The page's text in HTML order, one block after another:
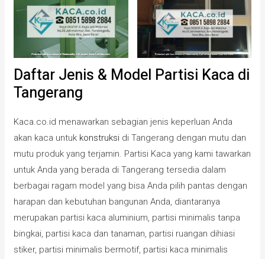
Daftar Jenis & Model Partisi Kaca di
Tangerang
Kaca.co.id menawarkan sebagian jenis keperluan Anda
akan kaca untuk konstruksi di Tangerang dengan mutu dan
mutu produk yang terjamin. Partisi Kaca yang kami tawarkan
untuk Anda yang berada di Tangerang tersedia dalam
berbagai ragam model yang bisa Anda pilih pantas dengan
harapan dan kebutuhan bangunan Anda, diantaranya
merupakan partisi kaca aluminium, partisi minimalis tanpa
bingkai, partisi kaca dan tanaman, partisi ruangan dihiasi
stiker, partisi minimalis bermotif, partisi kaca minimalis